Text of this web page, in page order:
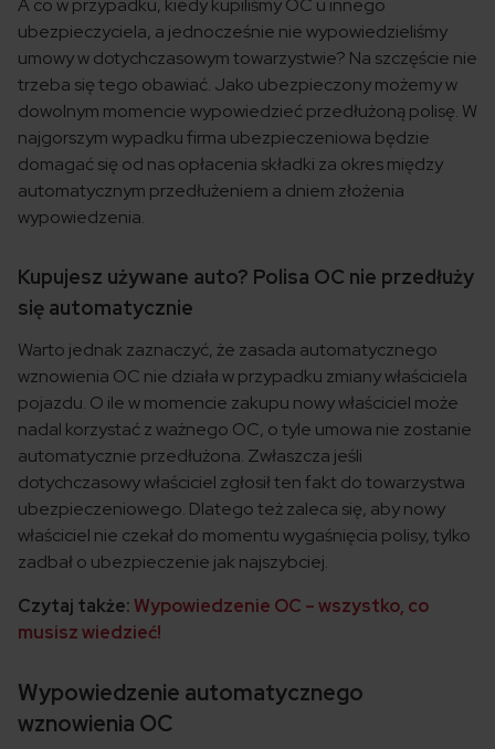
A co w przypadku, kiedy kupiliśmy OC u innego
ubezpieczyciela, a jednocześnie nie wypowiedzieliśmy
umowy w dotychczasowym towarzystwie? Na szczęście nie
trzeba się tego obawiać. Jako ubezpieczony możemy w
dowolnym momencie wypowiedzieć przedłużoną polisę. W
najgorszym wypadku firma ubezpieczeniowa będzie
domagać się od nas opłacenia składki za okres między
automatycznym przedłużeniem a dniem złożenia
wypowiedzenia.
Kupujesz używane auto? Polisa OC nie przedłuży
się automatycznie
Warto jednak zaznaczyć, że zasada automatycznego
wznowienia OC nie działa w przypadku zmiany właściciela
pojazdu. O ile w momencie zakupu nowy właściciel może
nadal korzystać z ważnego OC, o tyle umowa nie zostanie
automatycznie przedłużona. Zwłaszcza jeśli
dotychczasowy właściciel zgłosił ten fakt do towarzystwa
ubezpieczeniowego. Dlatego też zaleca się, aby nowy
właściciel nie czekał do momentu wygaśnięcia polisy, tylko
zadbał o ubezpieczenie jak najszybciej.
Czytaj także:Wypowiedzenie OC – wszystko, co
musisz wiedzieć!
Wypowiedzenie automatycznego
wznowienia OC